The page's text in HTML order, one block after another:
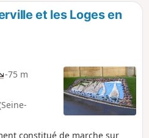
et les Loges en
-75 m
constitué de marche sur